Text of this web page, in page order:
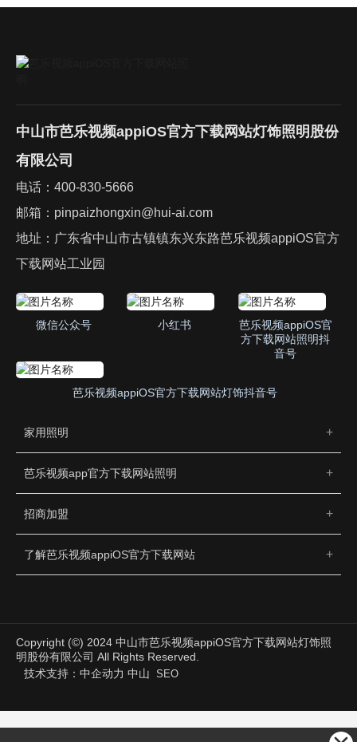
中山市芭乐视频appiOS官方下载网站灯饰照明股份
有限公司
电话： 400-830-5666
邮箱： pinpaizhongxin@hui-ai.com
地址：广东省中山市古镇镇东兴东路芭乐视频appiOS官方
下载网站工业园
微信公众号 小红书
芭乐视频appiOS官
方下载网站照明抖
音号
芭乐视频appiOS官方下载网站灯饰抖音号
家用照明
芭乐视频app官方下载网站照明
招商加盟
了解芭乐视频appiOS官方下载网站
Copyright (©) 2024 中山市芭乐视频appiOS官方下载网站灯饰照
明股份有限公司 All Rights Reserved.
技术支持： 中企动力 中山 SEO